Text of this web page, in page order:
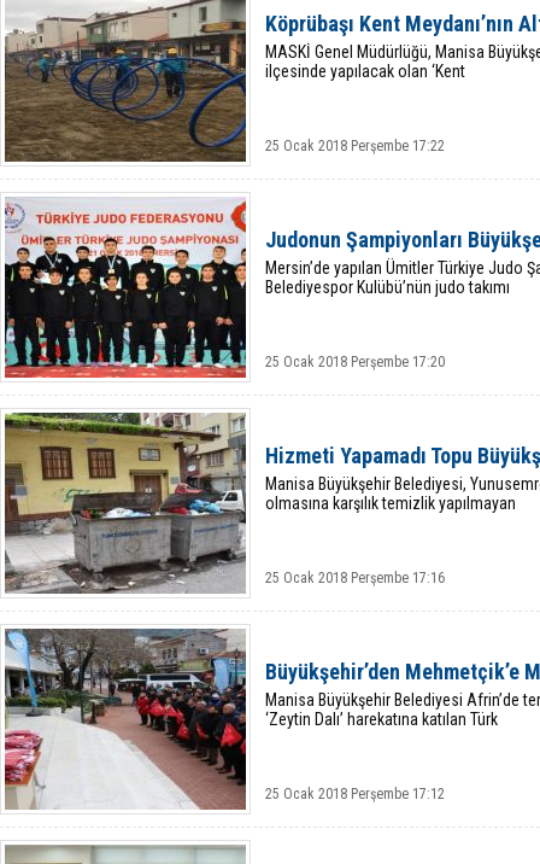
Köprübaşı Kent Meydanı’nın
MASKİ Genel Müdürlüğü, Manisa
ilçesinde yapılacak olan ‘Kent
25 Ocak 2018 Perşembe 17:22
Judonun Şampiyonları
Mersin’de yapılan Ümitler Türkiye Judo
Belediyespor Kulübü’nün judo takımı
25 Ocak 2018 Perşembe 17:20
Hizmeti Yapamadı Topu
Manisa Büyükşehir Belediyesi,
olmasına karşılık temizlik yapılmayan
25 Ocak 2018 Perşembe 17:16
Büyükşehir’den Mehmetçik’e
Manisa Büyükşehir Belediyesi Afrin’de
‘Zeytin Dalı’ harekatına katılan Türk
25 Ocak 2018 Perşembe 17:12